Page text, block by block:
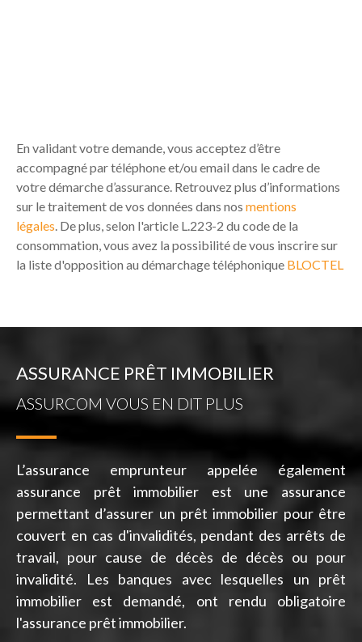
En validant votre demande, vous acceptez d’être
accompagné par téléphone et/ou email dans le cadre de
votre démarche d’assurance. Retrouvez plus d’informations
sur le traitement de vos données dans nos mentions
légales. De plus, selon l'article L.223-2 du code de la
consommation, vous avez la possibilité de vous inscrire sur
la liste d'opposition au démarchage téléphonique BLOCTEL
ASSURANCE PRÊT IMMOBILIER
ASSURCOM VOUS EN DIT PLUS
L’assurance emprunteur appelée également
assurance prêt immobilier est une assurance
permettant d’assurer un prêt immobilier pour être
couvert en cas d'invalidités, pendant des arrêts de
travail, pour cause de décès de décès ou pour
invalidité. Les banques avec lesquelles un prêt
immobilier est demandé, ont rendu obligatoire
l'assurance prêt immobilier.